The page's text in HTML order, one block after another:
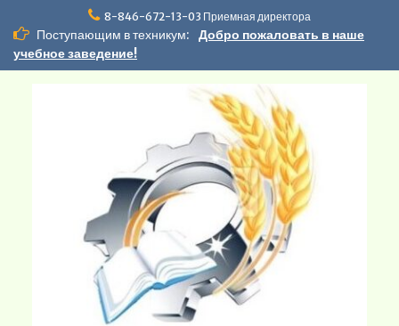
содержимому
8-846-672-13-03 Приемная директора
Поступающим в техникум:
Добро пожаловать в наше
учебное заведение!